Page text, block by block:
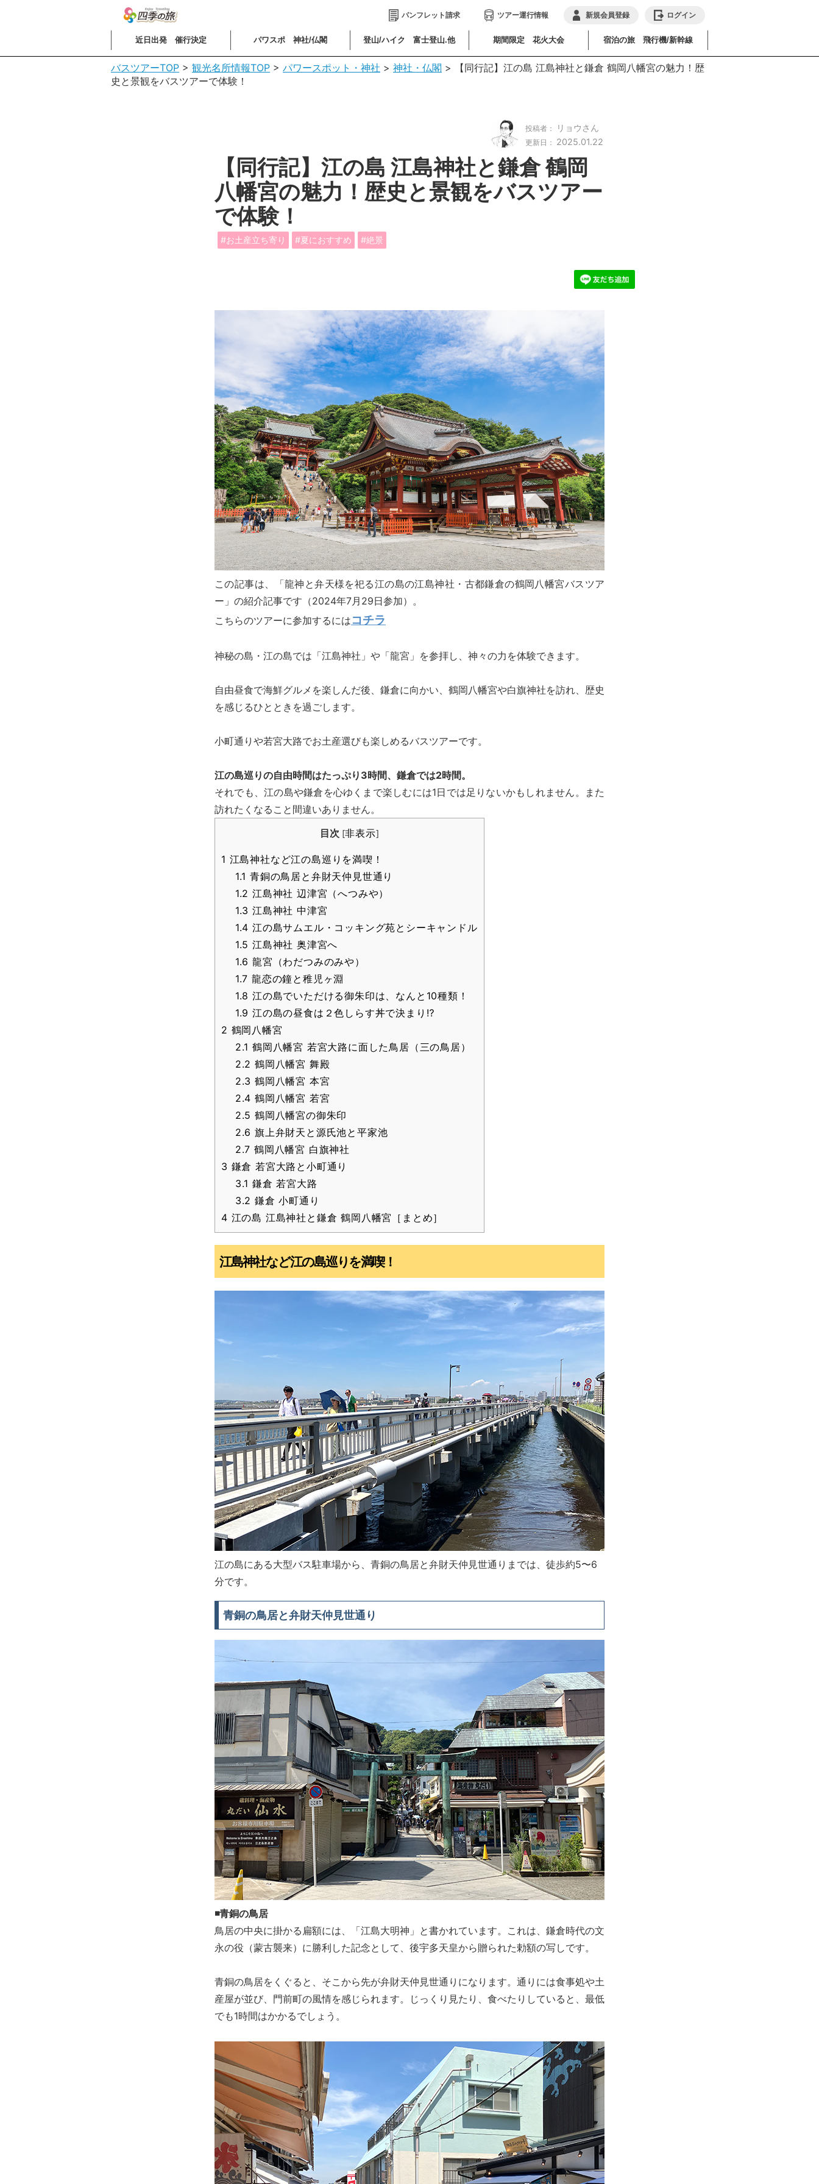
パンフレット請求 ツアー運行情報 新規会員登録 ログイン
近日出発 催行決定 パワスポ 神社/仏閣 登山/ハイク 富士登山.他 期間限定 花火大会 宿泊の旅 飛行機/新幹線
バスツアーTOP > 観光名所情報TOP > パワースポット・神社 > 神社・仏閣 >
【同行記】江の島 江島神社と鎌倉 鶴岡八幡宮の魅力！歴
史と景観をバスツアーで体験！
投稿者： リョウさん
更新日： 2025.01.22
【同行記】江の島 江島神社と鎌倉 鶴岡
八幡宮の魅力！歴史と景観をバスツアー
で体験！
お土産立ち寄り 夏におすすめ 絶景
この記事は、「龍神と弁天様を祀る江の島の江島神社・古都鎌倉の鶴岡八幡宮バスツア
ー」の紹介記事です（2024年7月29日参加）。
こちらのツアーに参加するには コチラ
神秘の島・江の島では「江島神社」や「龍宮」を参拝し、神々の力を体験できます。
自由昼食で海鮮グルメを楽しんだ後、鎌倉に向かい、鶴岡八幡宮や白旗神社を訪れ、歴史
を感じるひとときを過ごします。
小町通りや若宮大路でお土産選びも楽しめるバスツアーです。
江の島巡りの自由時間はたっぷり3時間、鎌倉では2時間。
それでも、江の島や鎌倉を心ゆくまで楽しむには1日では足りないかもしれません。また
訪れたくなること間違いありません。
目次 [非表示]
1 江島神社など江の島巡りを満喫！
1.1 青銅の鳥居と弁財天仲見世通り
1.2 江島神社 辺津宮（へつみや）
1.3 江島神社 中津宮
1.4 江の島サムエル・コッキング苑とシーキャンドル
1.5 江島神社 奥津宮へ
1.6 龍宮（わだつみのみや）
1.7 龍恋の鐘と稚児ヶ淵
1.8 江の島でいただける御朱印は、なんと10種類！
1.9 江の島の昼食は２色しらす丼で決まり⁉︎
2 鶴岡八幡宮
2.1 鶴岡八幡宮 若宮大路に面した鳥居（三の鳥居）
2.2 鶴岡八幡宮 舞殿
2.3 鶴岡八幡宮 本宮
2.4 鶴岡八幡宮 若宮
2.5 鶴岡八幡宮の御朱印
2.6 旗上弁財天と源氏池と平家池
2.7 鶴岡八幡宮 白旗神社
3 鎌倉 若宮大路と小町通り
3.1 鎌倉 若宮大路
3.2 鎌倉 小町通り
4 江の島 江島神社と鎌倉 鶴岡八幡宮［まとめ］
江島神社など江の島巡りを満喫！
江の島にある大型バス駐車場から、青銅の鳥居と弁財天仲見世通りまでは、徒歩約5〜6
分です。
青銅の鳥居と弁財天仲見世通り
◾️青銅の鳥居
鳥居の中央に掛かる扁額には、「江島大明神」と書かれています。これは、鎌倉時代の文
永の役（蒙古襲来）に勝利した記念として、後宇多天皇から贈られた勅額の写しです。
青銅の鳥居をくぐると、そこから先が弁財天仲見世通りになります。通りには食事処や土
産屋が並び、門前町の風情を感じられます。じっくり見たり、食べたりしていると、最低
でも1時間はかかるでしょう。